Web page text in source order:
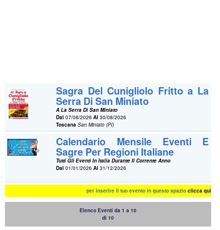
Sagra Del Cunigliolo Fritto a La
Serra Di San Miniato
A La Serra Di San Miniato
Dal 07/08/2026Al 30/08/2026
Toscana San Miniato (PI)
Calendario Mensile Eventi E
Sagre Per Regioni Italiane
Tutti Gli Eventi In Italia Durante Il Corrente Anno
Dal 01/01/2026Al 31/12/2026
per inserire il tuo evento in questo spazioclicca qui
Elenco Eventi da 1 a 10
di 10